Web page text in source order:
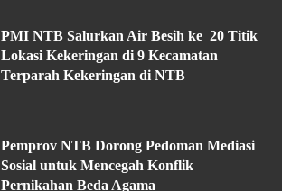
PMI NTB Salurkan Air Besih ke 20 Titik
Lokasi Kekeringan di 9 Kecamatan
Terparah Kekeringan di NTB
Pemprov NTB Dorong Pedoman Mediasi
Sosial untuk Mencegah Konflik
Pernikahan Beda Agama